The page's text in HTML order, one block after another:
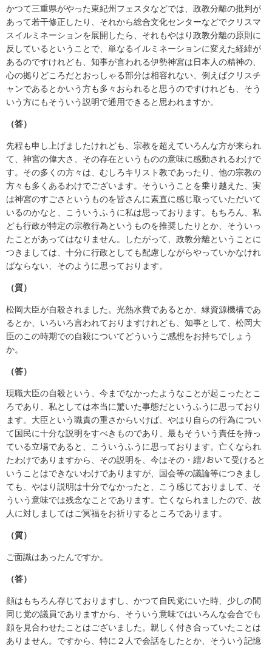
かつて三重県がやった東紀州フェスタなどでは、政教分離の批判が
あって若干修正したり、それから総合文化センターなどでクリスマ
スイルミネーションを展開したら、それもやはり政教分離の原則に
反しているということで、単なるイルミネーションに変えた経緯が
あるのですけれども、知事が言われる伊勢神宮は日本人の精神の、
心の拠りどころだとおっしゃる部分は相容れない、例えばクリスチ
ャンであるとかいう方も多々おられると思うのですけれども、そう
いう方にもそういう説明で通用できると思われますか。
（答）
先程も申し上げましたけれども、宗教を超えていろんな方が来られ
て、神宮の偉大さ、その存在というものの意味に感動されるわけで
す。その多くの方々は、むしろキリスト教であったり、他の宗教の
方々も多くあるわけでございます。そういうことを乗り越えた、実
は神宮のすごさというものを皆さんに素直に感じ取っていただいて
いるのかなと、こういうふうに私は思っております。もちろん、私
ども行政が特定の宗教行為というものを推奨したりとか、そういっ
たことがあってはなりません。したがって、政教分離ということに
つきましては、十分に行政としても配慮しながらやっていかなけれ
ばならない、そのように思っております。
（質）
松岡大臣が自殺されました。光熱水費であるとか、緑資源機構であ
るとか、いろいろ言われておりますけれども、知事として、松岡大
臣のこの時期での自殺についてどういうご感想をお持ちでしょう
か。
（答）
現職大臣の自殺という、今までなかったようなことが起こったとこ
ろであり、私としては本当に驚いた事態だというふうに思っており
ます。大臣という職責の重さからいけば、やはり自らの行為につい
て国民に十分な説明をすべきものであり、最もそういう責任を持っ
ている立場であると、こういうふうに思っております。亡くなられ
たわけでありますから、その説明を、今はその・繧ﾉおいて受けると
いうことはできないわけでありますが、国会等の議論等につきまし
ても、やはり説明は十分でなかったと、こう感じておりまして、そ
ういう意味では残念なことであります。亡くなられましたので、故
人に対しましてはご冥福をお祈りするところであります。
（質）
ご面識はあったんですか。
（答）
顔はもちろん存じておりますし、かつて自民党にいた時、少しの間
同じ党の議員でありますから、そういう意味ではいろんな会合でも
顔を見合わせたことはございました。親しく付き合っていたことは
ありません。ですから、特に２人で会話をしたとか、そういう記憶